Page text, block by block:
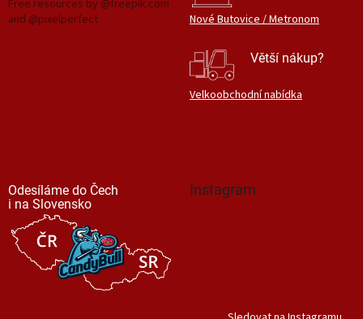
Free resources by @freepik.com
and @pixelperfect
Nové Butovice / Metronom
Větší nákup?
Velkoobchodní nabídka
Odesíláme do Čech
i na Slovensko
Instagram